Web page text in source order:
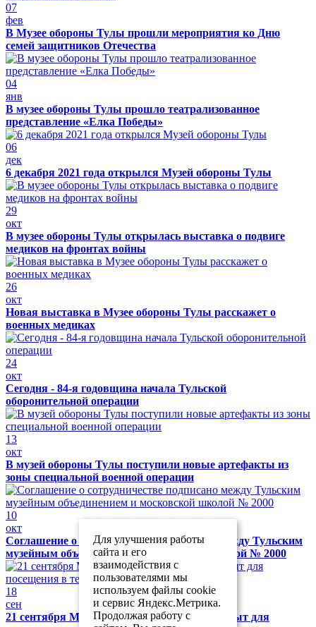
07
фев
В Музее обороны Тулы прошли мероприятия ко Дню
семей защитников Отечества
04
янв
В музее обороны Тулы прошло театрализованное
представление «Елка Победы»
06
дек
6 декабря 2021 года открылся Музей обороны Тулы
29
окт
В музее обороны Тулы открылась выставка о подвиге
медиков на фронтах войны
26
окт
Новая выставка в Музее обороны Тулы расскажет о
военных медиках
24
окт
Сегодня - 84-я годовщина начала Тульской
оборонительной операции
13
окт
В музей обороны Тулы поступили новые артефакты из
зоны специальной военной операции
10
окт
Соглашение о сотрудничестве подписано между Тульским
музейным объединением и московской школой № 2000
18
сен
21 сентября Музей обороны Тулы будет закрыт для
Для улучшения работы
сайта и его
взаимодействия с
пользователями мы
используем файлы cookie
и сервис Яндекс.Метрика.
Продолжая работу с